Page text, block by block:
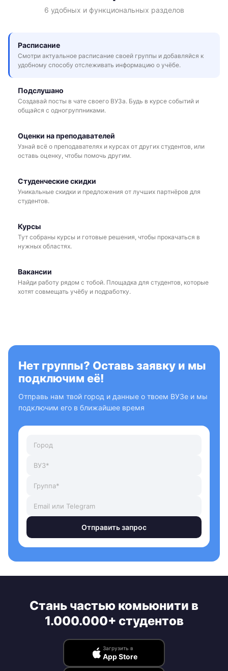
6 удобных и функциональных разделов
Расписание
Смотри актуальное расписание своей группы и добавляйся к
удобному способу отслеживать информацию о учёбе.
Подслушано
Создавай посты в чате своего ВУЗа. Будь в курсе событий и
общайся с одногруппниками.
Оценки на преподавателей
Узнай всё о преподавателях и курсах от других студентов, или
оставь оценку, чтобы помочь другим.
Студенческие скидки
Уникальные скидки и предложения от лучших партнёров для
студентов.
Курсы
Тут собраны курсы и готовые решения, чтобы прокачаться в
нужных областях.
Вакансии
Найди работу рядом с тобой. Площадка для студентов, которые
хотят совмещать учёбу и подработку.
Нет группы? Оставь заявку и мы
подключим её!
Отправь нам твой город и данные о твоем ВУЗе и мы
подключим его в ближайшее время
Отправить запрос
Стань частью комьюнити в
1.000.000+ студентов
Загрузить в
App Store